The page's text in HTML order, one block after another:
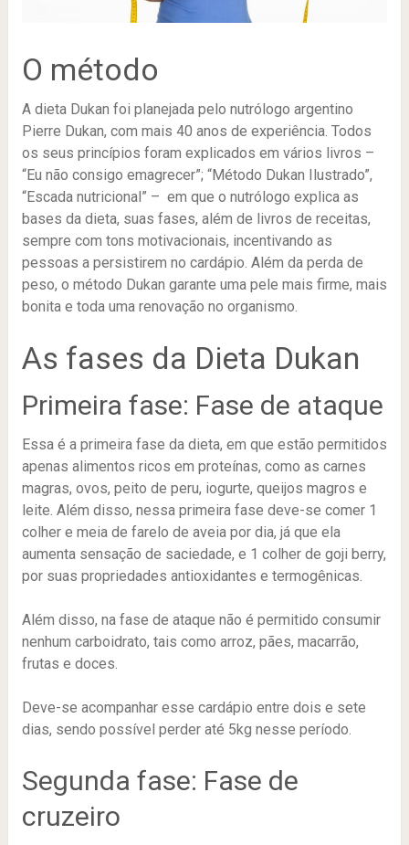
O método
A dieta Dukan foi planejada pelo nutrólogo argentino
Pierre Dukan, com mais 40 anos de experiência. Todos
os seus princípios foram explicados em vários livros –
“Eu não consigo emagrecer”; “Método Dukan Ilustrado”,
“Escada nutricional” – em que o nutrólogo explica as
bases da dieta, suas fases, além de livros de receitas,
sempre com tons motivacionais, incentivando as
pessoas a persistirem no cardápio. Além da perda de
peso, o método Dukan garante uma pele mais firme, mais
bonita e toda uma renovação no organismo.
As fases da Dieta Dukan
Primeira fase: Fase de ataque
Essa é a primeira fase da dieta, em que estão permitidos
apenas alimentos ricos em proteínas, como as carnes
magras, ovos, peito de peru, iogurte, queijos magros e
leite. Além disso, nessa primeira fase deve-se comer 1
colher e meia de farelo de aveia por dia, já que ela
aumenta sensação de saciedade, e 1 colher de goji berry,
por suas propriedades antioxidantes e termogênicas.
Além disso, na fase de ataque não é permitido consumir
nenhum carboidrato, tais como arroz, pães, macarrão,
frutas e doces.
Deve-se acompanhar esse cardápio entre dois e sete
dias, sendo possível perder até 5kg nesse período.
Segunda fase: Fase de
cruzeiro